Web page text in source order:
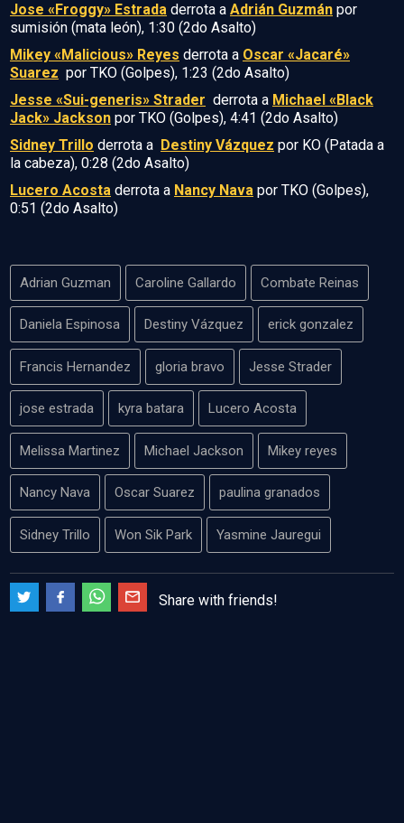
Jose «Froggy» Estrada derrota a Adrián Guzmán por
sumisión (mata león), 1:30 (2do Asalto)
Mikey «Malicious» Reyes derrota a Oscar «Jacaré»
Suarez por TKO (Golpes), 1:23 (2do Asalto)
Jesse «Sui-generis» Strader derrota a Michael «Black
Jack» Jackson por TKO (Golpes), 4:41 (2do Asalto)
Sidney Trillo derrota a Destiny Vázquez por KO (Patada a
la cabeza), 0:28 (2do Asalto)
Lucero Acosta derrota a Nancy Nava por TKO (Golpes),
0:51 (2do Asalto)
Adrian Guzman Caroline Gallardo Combate Reinas
Daniela Espinosa Destiny Vázquez erick gonzalez
Francis Hernandez gloria bravo Jesse Strader
jose estrada kyra batara Lucero Acosta
Melissa Martinez Michael Jackson Mikey reyes
Nancy Nava Oscar Suarez paulina granados
Sidney Trillo Won Sik Park Yasmine Jauregui
Share with friends!